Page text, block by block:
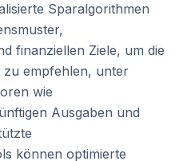
Sparalgorithmen
finanziellen Ziele, um die
zu empfehlen, unter
wie
Ausgaben und
können optimierte